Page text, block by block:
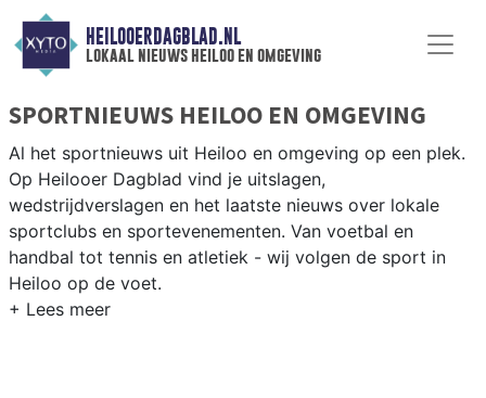
HEILOOERDAGBLAD.NL
lokaal nieuws heiloo en omgeving
SPORTNIEUWS HEILOO EN OMGEVING
Al het sportnieuws uit Heiloo en omgeving op een plek.
Op Heilooer Dagblad vind je uitslagen,
wedstrijdverslagen en het laatste nieuws over lokale
sportclubs en sportevenementen. Van voetbal en
handbal tot tennis en atletiek - wij volgen de sport in
Heiloo op de voet.